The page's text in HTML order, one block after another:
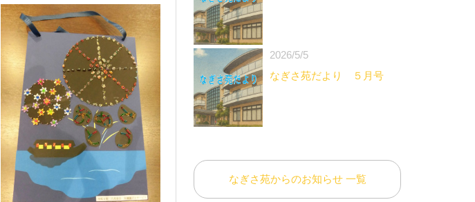
2026/5/5
なぎさ苑だより ５月号
なぎさ苑からのお知らせ 一覧